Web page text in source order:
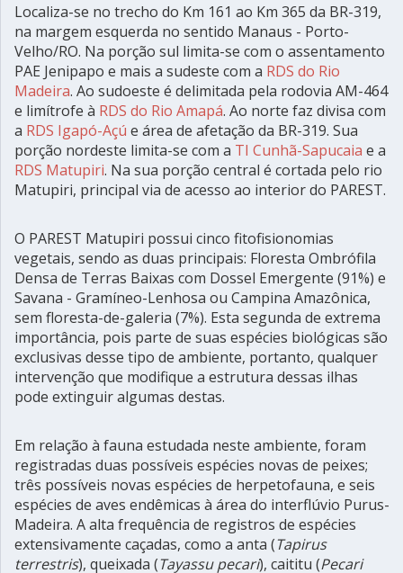
Localiza-se no trecho do Km 161 ao Km 365 da BR-319,
na margem esquerda no sentido Manaus - Porto-
Velho/RO. Na porção sul limita-se com o assentamento
PAE Jenipapo e mais a sudeste com a RDS do Rio
Madeira. Ao sudoeste é delimitada pela rodovia AM-464
e limítrofe à RDS do Rio Amapá. Ao norte faz divisa com
a RDS Igapó-Açú e área de afetação da BR-319. Sua
porção nordeste limita-se com a TI Cunhã-Sapucaia e a
RDS Matupiri. Na sua porção central é cortada pelo rio
Matupiri, principal via de acesso ao interior do PAREST.
O PAREST Matupiri possui cinco fitofisionomias
vegetais, sendo as duas principais: Floresta Ombrófila
Densa de Terras Baixas com Dossel Emergente (91%) e
Savana - Gramíneo-Lenhosa ou Campina Amazônica,
sem floresta-de-galeria (7%). Esta segunda de extrema
importância, pois parte de suas espécies biológicas são
exclusivas desse tipo de ambiente, portanto, qualquer
intervenção que modifique a estrutura dessas ilhas
pode extinguir algumas destas.
Em relação à fauna estudada neste ambiente, foram
registradas duas possíveis espécies novas de peixes;
três possíveis novas espécies de herpetofauna, e seis
espécies de aves endêmicas à área do interflúvio Purus-
Madeira. A alta frequência de registros de espécies
extensivamente caçadas, como a anta (Tapirus
terrestris), queixada (Tayassu pecari), caititu (Pecari